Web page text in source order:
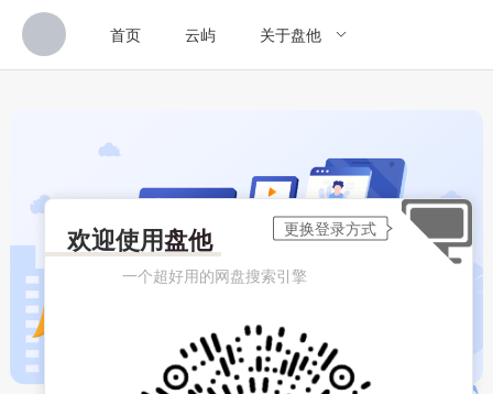
首页 云屿 关于盘他
欢迎使用盘他
一个超好用的网盘搜索引擎